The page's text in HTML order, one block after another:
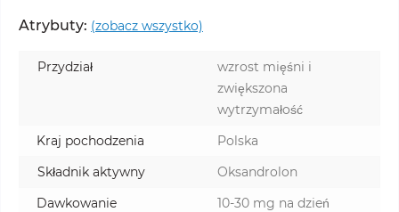
Atrybuty: (zobacz wszystko)
Przydział
wzrost mięśni i
zwiększona
wytrzymałość
Kraj pochodzenia
Polska
Składnik aktywny
Oksandrolon
Dawkowanie
10-30 mg na dzień